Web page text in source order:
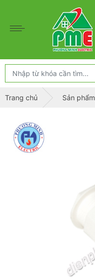
Trang chủ Sản phẩm